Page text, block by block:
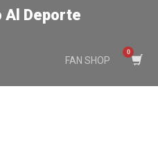
Deporte
FAN SHOP